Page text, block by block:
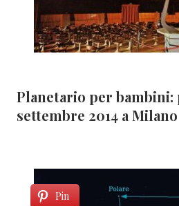
Planetario per
settembre 2014 a Milano
Pin